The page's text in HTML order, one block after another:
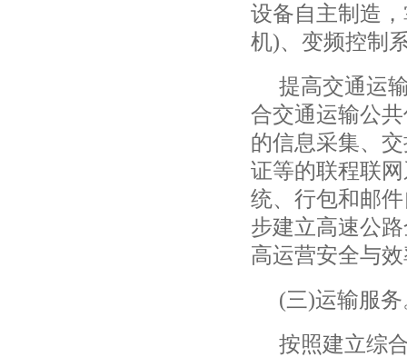
设备自主制造
机)、变频控制
提高交通运
合交通运输公
的信息采集、
证等的联程联
统、行包和邮
步建立高速公
高运营安全与
(三)运输服务
按照建立综